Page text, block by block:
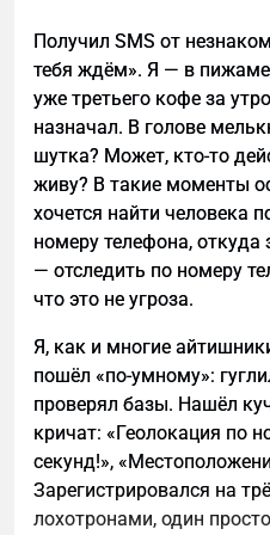
Третий месяц — хаос в
менеджеры и нулевой
получилось? Разбираем
Получил SMS от
тебя ждём». Я — в
уже третьего кофе за
назначал. В голове
шутка? Может, кто-то
живу? В такие моменты
хочется найти человека
номеру телефона, откуда
— отследить по номеру
что это не угроза.
Я, как и многие
пошёл «по-умному»:
проверял базы. Нашёл
кричат: «Геолокация по
секунд!»,
Зарегистрировался на
лохотронами, один